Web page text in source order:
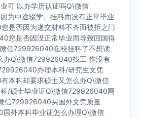
可 以办学历认证吗Q\微信
为中途辍学、挂科而没有正常毕业
是否因为递交材料不齐而被拒之门
您是否因没正常毕业而导致回国得
信729926040在校挂科了不想读
办Q\微信729926040找工 作没有
办理本科/研究生文凭
本科却要求硕士又怎么办Q\微信
/硕士毕业证Q\微信729926040网
信729926040买国外文凭质量
外本科毕业证怎么办理Q\微信